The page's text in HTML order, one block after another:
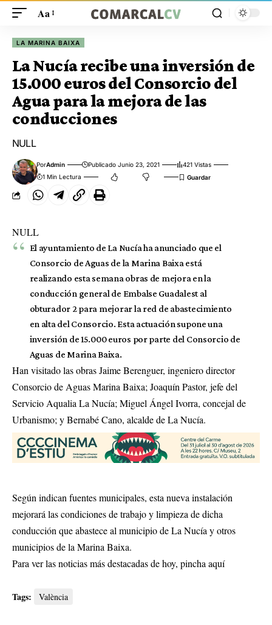
Aa
LA MARINA BAIXA
La Nucía recibe una inversión de
15.000 euros del Consorcio del
Agua para la mejora de las
conducciones
NULL
PorAdmin Publicado Junio 23, 2021
421 Vistas
1 Min Lectura
NULL
El ayuntamiento de La Nucía ha anunciado que el
Consorcio de Aguas de la Marina Baixa está
realizando esta semana obras de mejora en la
conducción general de Embalse Guadalest al
obturador 2 para mejorar la red de abastecimiento
en alta del Consorcio. Esta actuación supone una
inversión de 15.000 euros por parte del Consorcio de
Aguas de Marina Baixa.
Han visitado las obras Jaime Berenguer, ingeniero director
Consorcio de Aguas Marina Baixa; Joaquín Pastor, jefe del
Servicio Aqualia La Nucía; Miguel Ángel Ivorra, concejal de
Urbanismo; y Bernabé Cano, alcalde de La Nucía.
Según indican fuentes municipales, esta nueva instalación
mejorará las condiciones de trabajo y limpieza de dicha
conducción que abastece al municipio de La Nucía y otros
municipios de la Marina Baixa.
Para ver las noticias más destacadas de hoy, pincha aquí
Tags: València